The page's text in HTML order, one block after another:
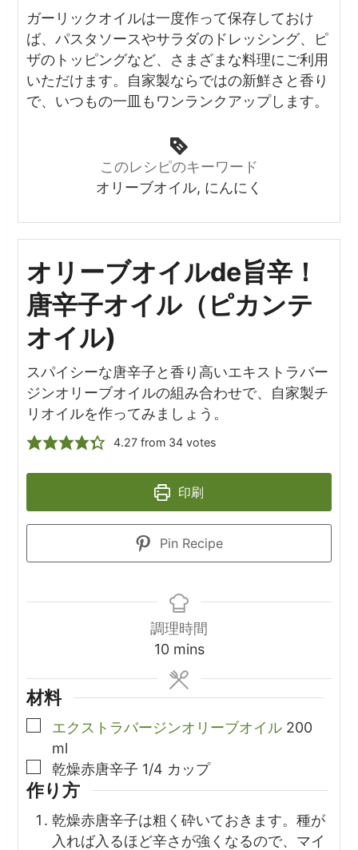
ガーリックオイルは一度作って保存しておけ
ば、パスタソースやサラダのドレッシング、ピ
ザのトッピングなど、さまざまな料理にご利用
いただけます。自家製ならではの新鮮さと香り
で、いつもの一皿もワンランクアップします。
このレシピのキーワード
オリーブオイル, にんにく
オリーブオイルde旨辛！
唐辛子オイル（ピカンテ
オイル)
スパイシーな唐辛子と香り高いエキストラバー
ジンオリーブオイルの組み合わせで、自家製チ
リオイルを作ってみましょう。
4.27from 34votes
印刷
Pin Recipe
調理時間
10minutes
mins
材料
▢
エクストラバージンオリーブオイル 200
ml
▢
乾燥赤唐辛子 1/4 カップ
作り方
乾燥赤唐辛子は粗く砕いておきます。種が
入れば入るほど辛さが強くなるので、マイ